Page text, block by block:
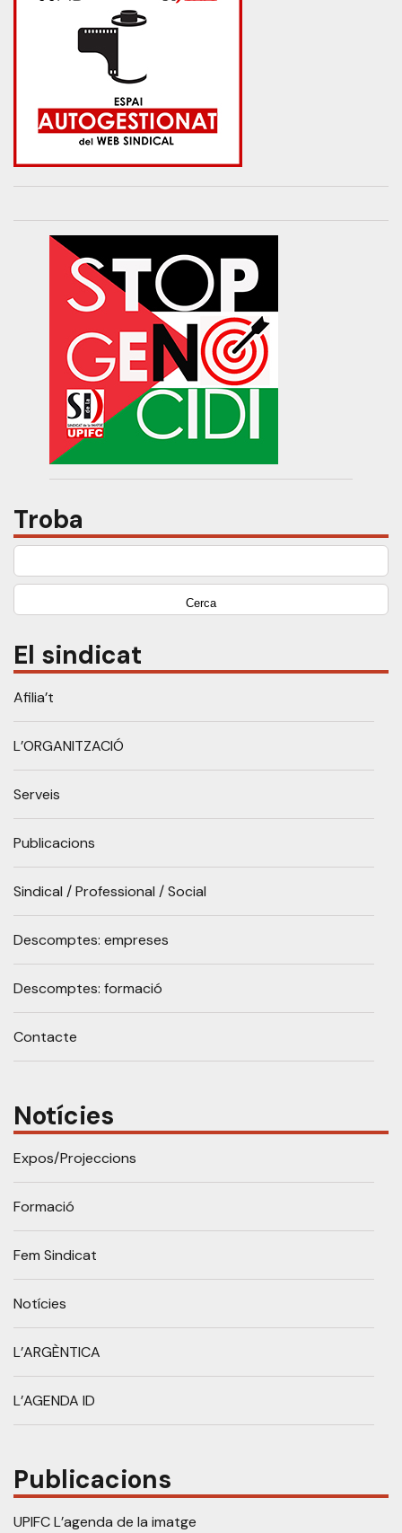
Troba
Cerca:
El sindicat
Afilia’t
L’ORGANITZACIÓ
Serveis
Publicacions
Sindical / Professional / Social
Descomptes: empreses
Descomptes: formació
Contacte
Notícies
Expos/Projeccions
Formació
Fem Sindicat
Notícies
L’ARGÈNTICA
L’AGENDA ID
Publicacions
UPIFC L’agenda de la imatge